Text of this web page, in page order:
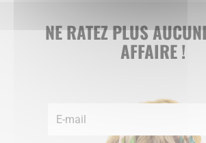
NE RATEZ PLUS
AFFAIRE !